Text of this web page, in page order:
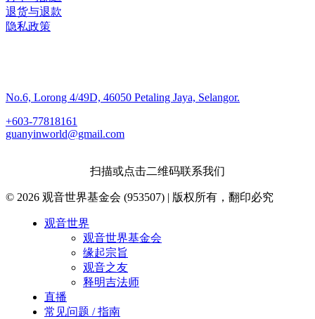
退货与退款
隐私政策
No.6, Lorong 4/49D, 46050 Petaling Jaya, Selangor.
+603-77818161
guanyinworld@gmail.com
扫描或点击二维码联系我们
© 2026 观音世界基金会 (953507) | 版权所有，翻印必究
观音世界
观音世界基金会
缘起宗旨
观音之友
释明吉法师
直播
常见问题 / 指南